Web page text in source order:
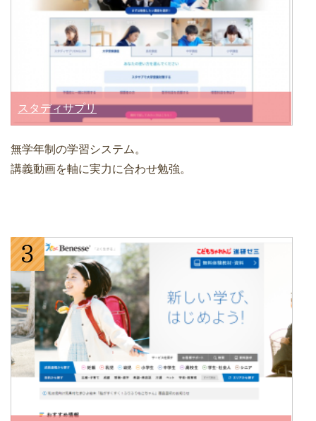
スタディサプリ
無学年制の学習システム。
講義動画を軸に実力に合わせ勉強。